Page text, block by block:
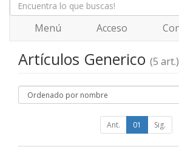
Menú Acceso
Artículos Generico (5 art.)
Ant. 01 Sig.